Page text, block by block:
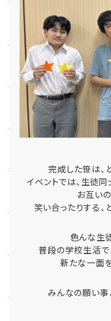
完成した笹は、
イベントでは、生徒
お互い
笑い合ったりする
色んな生
普段の学校生活で
新たな一面
みんなの願い事